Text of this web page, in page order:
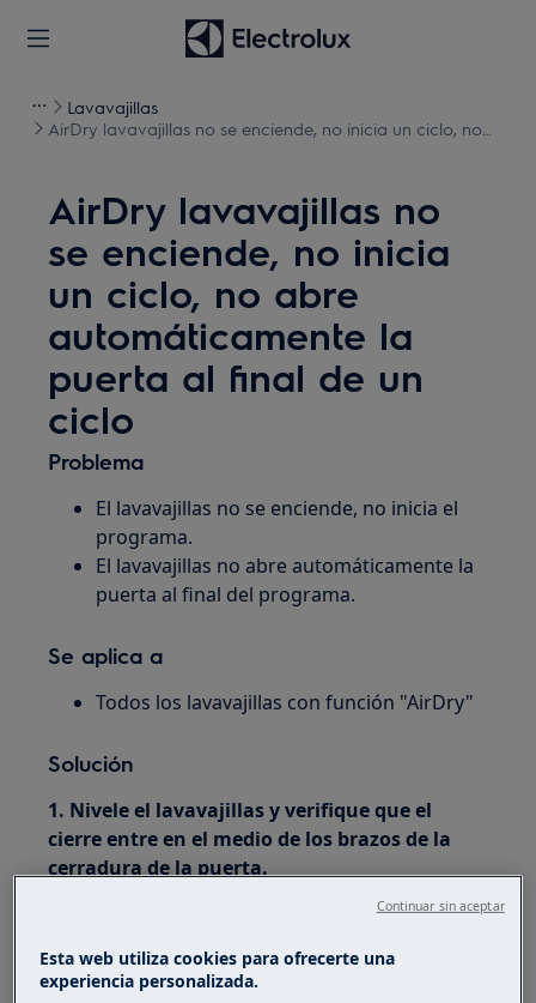
Lavavajillas
AirDry lavavajillas no se enciende, no inicia un ciclo, no
AirDry lavavajillas no
se enciende, no inicia
un ciclo, no abre
automáticamente la
puerta al final de un
ciclo
Problema
El lavavajillas no se enciende, no inicia el
programa.
El lavavajillas no abre automáticamente la
puerta al final del programa.
Se aplica a
Todos los lavavajillas con función "AirDry"
Solución
1. Nivele el lavavajillas y verifique que el
cierre entre en el medio de los brazos de la
cerradura de la puerta.
Esta web utiliza cookies para ofrecerte una
experiencia personalizada.
Continuar sin aceptar